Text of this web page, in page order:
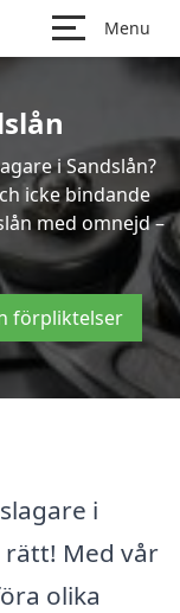
Menu
i Sandslån?
icke bindande
med omnejd –
förpliktelser
i
rätt! Med vår
olika